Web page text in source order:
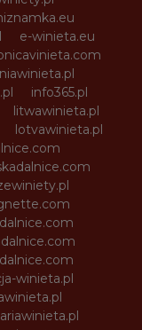
e-winieta.eu
info365.pl
litwawinieta.pl
lotvawinieta.pl
winieta.pl